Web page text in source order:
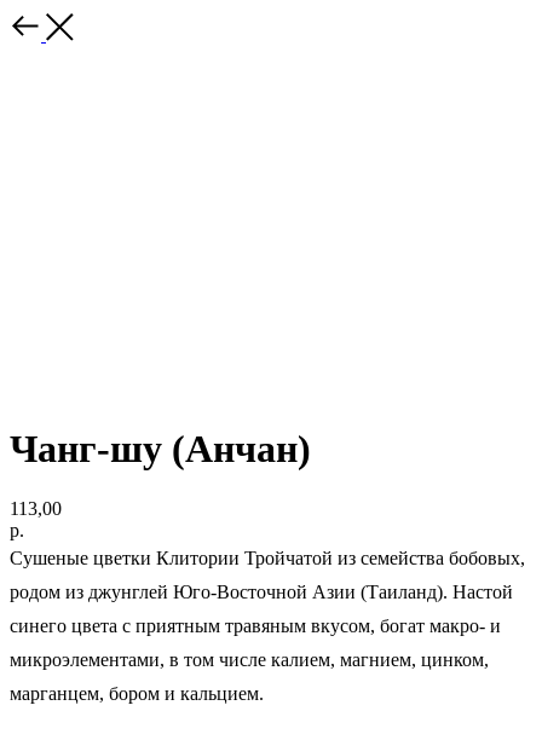
Чанг-шу (Анчан)
113,00
р.
Сушеные цветки Клитории Тройчатой из семейства бобовых,
родом из джунглей Юго-Восточной Азии (Таиланд). Настой
синего цвета с приятным травяным вкусом, богат макро- и
микроэлементами, в том числе калием, магнием, цинком,
марганцем, бором и кальцием.